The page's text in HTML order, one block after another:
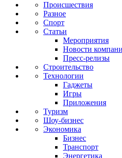
Происшествия
Разное
Спорт
Статьи
Мероприятия
Новости
Пресс-релизы
Строительство
Технологии
Гаджеты
Игры
Приложения
Туризм
Шоу-бизнес
Экономика
Бизнес
Транспорт
Энергетика